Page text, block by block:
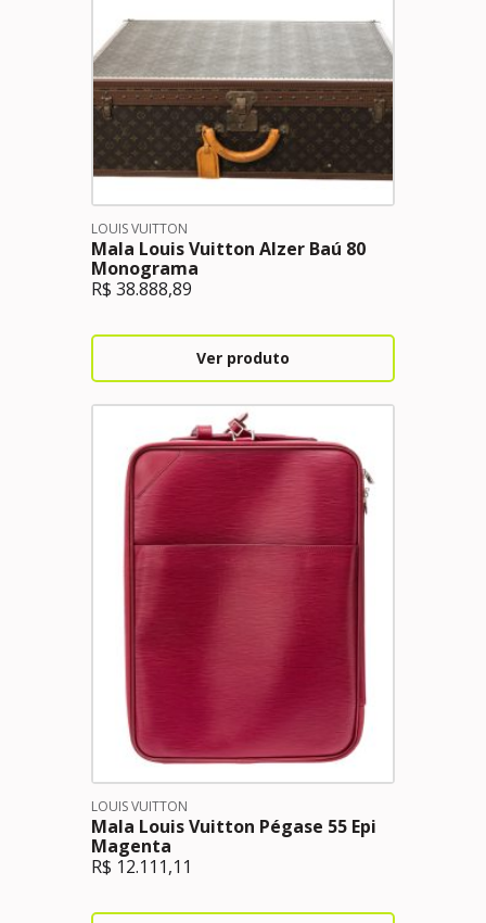
LOUIS VUITTON
Mala Louis Vuitton Alzer Baú 80
Monograma
R$ 38.888,89
Ver produto
LOUIS VUITTON
Mala Louis Vuitton Pégase 55 Epi
Magenta
R$ 12.111,11